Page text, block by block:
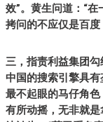
效”。黄生问道：“
拷问的不应仅是百度
三，指责利益集团
中国的搜索引擎具
最不起眼的马仔角
有所动摇，无非就